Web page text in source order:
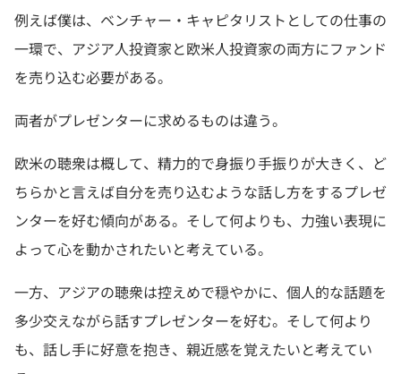
例えば僕は、ベンチャー・キャピタリストとしての仕事の
一環で、アジア人投資家と欧米人投資家の両方にファンド
を売り込む必要がある。
両者がプレゼンターに求めるものは違う。
欧米の聴衆は概して、精力的で身振り手振りが大きく、ど
ちらかと言えば自分を売り込むような話し方をするプレゼ
ンターを好む傾向がある。そして何よりも、力強い表現に
よって心を動かされたいと考えている。
一方、アジアの聴衆は控えめで穏やかに、個人的な話題を
多少交えながら話すプレゼンターを好む。そして何より
も、話し手に好意を抱き、親近感を覚えたいと考えてい